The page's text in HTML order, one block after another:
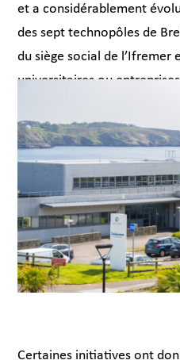
et a considérablement
des sept technopôles de
du siège social de l’Ifremer
universitaires ou
public, d’autres moins,
reconnue dans leur
Certaines initiatives ont